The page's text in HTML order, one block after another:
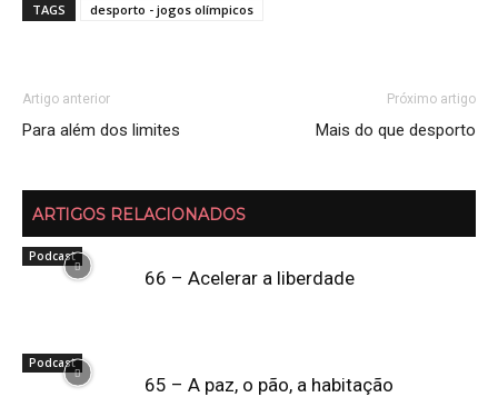
TAGS desporto - jogos olímpicos
Artigo anterior
Para além dos limites
Próximo artigo
Mais do que desporto
ARTIGOS RELACIONADOS
Podcast
66 – Acelerar a liberdade
Podcast
65 – A paz, o pão, a habitação